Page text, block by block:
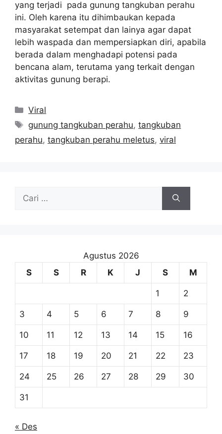
yang terjadi pada gunung tangkuban perahu
ini. Oleh karena itu dihimbaukan kepada
masyarakat setempat dan lainya agar dapat
lebih waspada dan mempersiapkan diri, apabila
berada dalam menghadapi potensi pada
bencana alam, terutama yang terkait dengan
aktivitas gunung berapi.
Kategori
Viral
Tag
gunung tangkuban perahu,tangkuban
perahu, tangkuban perahu meletus, viral
untuk:
Agustus 2026
S
S R K J S M
1 2
3 4 5 6 7 8 9
10 11 12 13 14 15 16
17 18 19 20 21 22 23
24 25 26 27 28 29 30
31
« Des